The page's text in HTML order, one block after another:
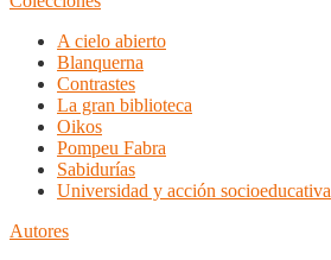
A cielo abierto
Blanquerna
Contrastes
La gran biblioteca
Oikos
Pompeu Fabra
Sabidurías
Universidad y acción socioeducativa
Autores